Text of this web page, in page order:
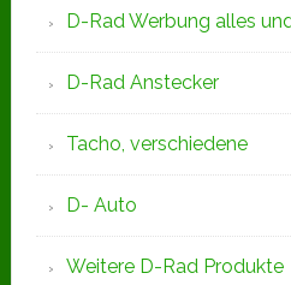
D-Rad Werbung alles
D-Rad Anstecker
Tacho, verschiedene
D- Auto
Weitere D-Rad Produkte